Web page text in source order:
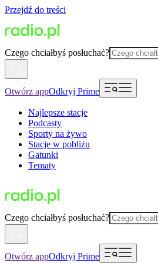
Przejdź do treści
Czego chciałbyś posłuchać?
Otwórz appOdkryj Prime
Najlepsze stacje
Podcasty
Sporty na żywo
Stacje w pobliżu
Gatunki
Tematy
Czego chciałbyś posłuchać?
Otwórz appOdkryj Prime